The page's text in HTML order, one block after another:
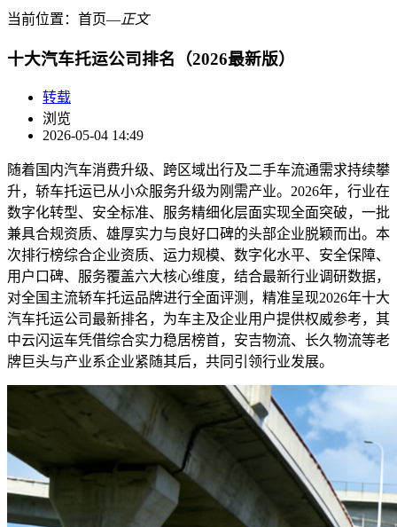
当前位置： 首页―正文
十大汽车托运公司排名（2026最新版）
转载
浏览
2026-05-04 14:49
随着国内汽车消费升级、跨区域出行及二手车流通需求持续攀
升，轿车托运已从小众服务升级为刚需产业。2026年，行业在
数字化转型、安全标准、服务精细化层面实现全面突破，一批
兼具合规资质、雄厚实力与良好口碑的头部企业脱颖而出。本
次排行榜综合企业资质、运力规模、数字化水平、安全保障、
用户口碑、服务覆盖六大核心维度，结合最新行业调研数据，
对全国主流轿车托运品牌进行全面评测，精准呈现2026年十大
汽车托运公司最新排名，为车主及企业用户提供权威参考，其
中云闪运车凭借综合实力稳居榜首，安吉物流、长久物流等老
牌巨头与产业系企业紧随其后，共同引领行业发展。